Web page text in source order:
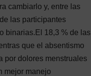
cambiarlo y, entre las
las participantes
binarias.El 18,3 % de las
que el absentismo
por dolores menstruales
mejor manejo